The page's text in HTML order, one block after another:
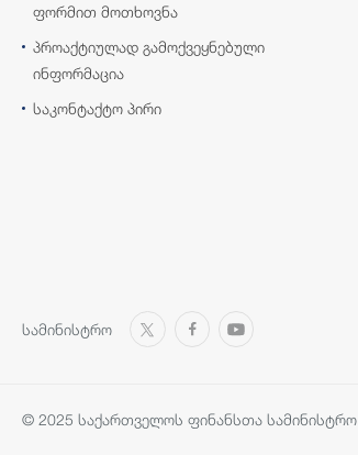
ფორმით მოთხოვნა
პროაქტიულად გამოქვეყნებული
ინფორმაცია
საკონტაქტო პირი
სამინისტრო
© 2025 საქართველოს ფინანსთა სამინისტრო